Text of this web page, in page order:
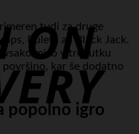
tudi za druge
Ruleta ali Black Jack.
vsako mizo v trenutku
kar še dodatno
popolno igro